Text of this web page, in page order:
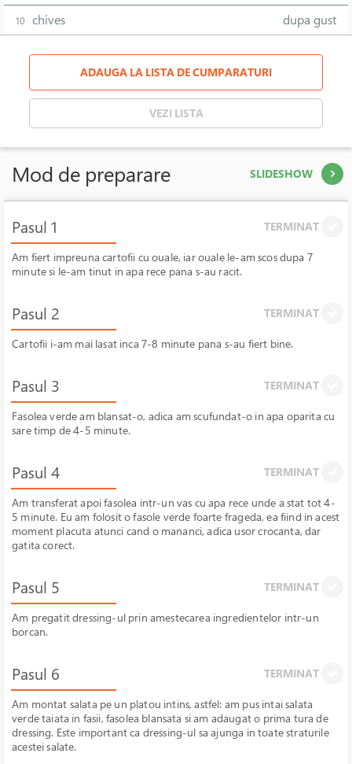
10 chives dupa gust
ADAUGA LA LISTA DE CUMPARATURI
VEZI LISTA
Mod de preparare SLIDESHOW
Pasul 1 TERMINAT
Am fiert impreuna cartofii cu ouale, iar ouale le-am scos dupa 7
minute si le-am tinut in apa rece pana s-au racit.
Pasul 2 TERMINAT
Cartofii i-am mai lasat inca 7-8 minute pana s-au fiert bine.
Pasul 3 TERMINAT
Fasolea verde am blansat-o, adica am scufundat-o in apa oparita cu
sare timp de 4-5 minute.
Pasul 4 TERMINAT
Am transferat apoi fasolea intr-un vas cu apa rece unde a stat tot 4-
5 minute. Eu am folosit o fasole verde foarte frageda, ea fiind in acest
moment placuta atunci cand o mananci, adica usor crocanta, dar
gatita corect.
Pasul 5 TERMINAT
Am pregatit dressing-ul prin amestecarea ingredientelor intr-un
borcan.
Pasul 6 TERMINAT
Am montat salata pe un platou intins, astfel: am pus intai salata
verde taiata in fasii, fasolea blansata si am adaugat o prima tura de
dressing. Este important ca dressing-ul sa ajunga in toate straturile
acestei salate.